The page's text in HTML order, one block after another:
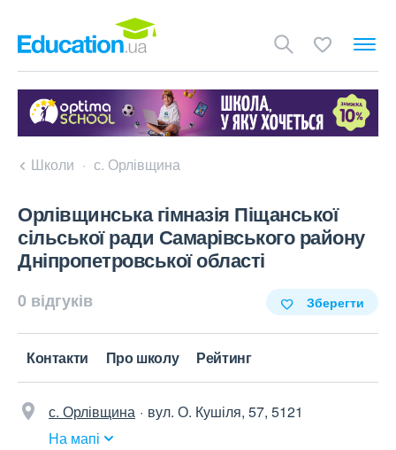
Школи с. Орлівщина
Орлівщинська гімназія Піщанської
сільської ради Самарівського району
Дніпропетровської області
0 відгуків Зберегти
Контакти Про школу Рейтинг
с. Орлівщина
вул. О. Кушіля, 57, 5121
На мапі